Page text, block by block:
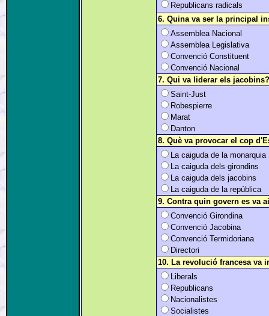
Republicans radicals
6. Quina va ser la principal
Assemblea Nacional
Assemblea Legislativa
Convenció Constituent
Convenció Nacional
7. Qui va liderar els jacobins?
Saint-Just
Robespierre
Marat
Danton
8. Què va provocar el cop
La caiguda de la monarquia
La caiguda dels girondins
La caiguda dels jacobins
La caiguda de la república
9. Contra quin govern es va
Convenció Girondina
Convenció Jacobina
Convenció Termidoriana
Directori
10. La revolució francesa va
Liberals
Republicans
Nacionalistes
Socialistes